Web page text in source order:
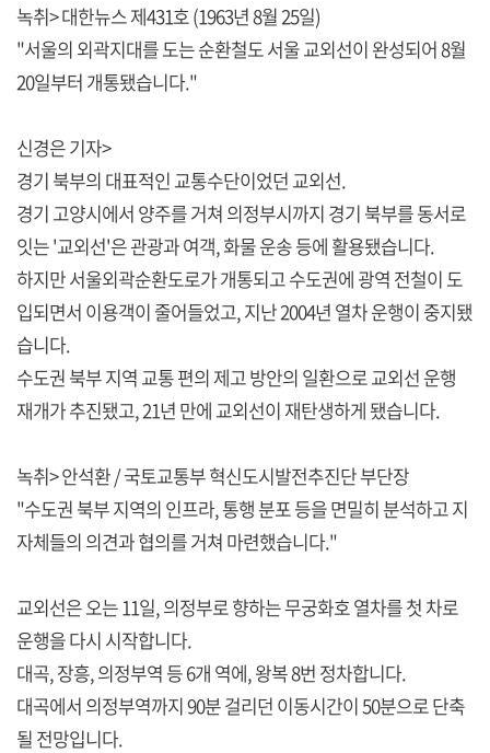
녹취> 대한뉴스 제431호 (1963년 8월 25일)
"서울의 외곽지대를 도는 순환철도 서울 교외선이 완성되어 8월
20일부터 개통됐습니다."
신경은 기자>
경기 북부의 대표적인 교통수단이었던 교외선.
경기 고양시에서 양주를 거쳐 의정부시까지 경기 북부를 동서로
잇는 '교외선'은 관광과 여객, 화물 운송 등에 활용됐습니다.
하지만 서울외곽순환도로가 개통되고 수도권에 광역 전철이 도
입되면서 이용객이 줄어들었고, 지난 2004년 열차 운행이 중지됐
습니다.
수도권 북부 지역 교통 편의 제고 방안의 일환으로 교외선 운행
재개가 추진됐고, 21년 만에 교외선이 재탄생하게 됐습니다.
녹취> 안석환 / 국토교통부 혁신도시발전추진단 부단장
"수도권 북부 지역의 인프라, 통행 분포 등을 면밀히 분석하고 지
자체들의 의견과 협의를 거쳐 마련했습니다."
교외선은 오는 11일, 의정부로 향하는 무궁화호 열차를 첫 차로
운행을 다시 시작합니다.
대곡, 장흥, 의정부역 등 6개 역에, 왕복 8번 정차합니다.
대곡에서 의정부역까지 90분 걸리던 이동시간이 50분으로 단축
될 전망입니다.